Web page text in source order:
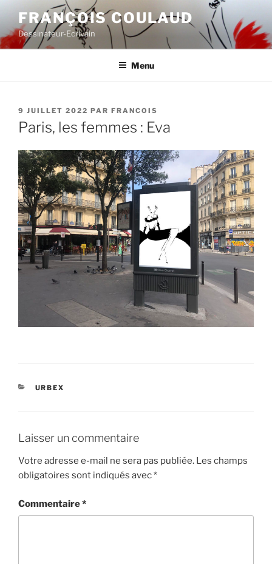
contenu
principal
FRANÇOIS COULAUD
Dessinateur-Ecrivain
Menu
PUBLIÉ
LE
9 JUILLET 2022 PAR FRANCOIS
Paris, les femmes : Eva
CATÉGORIES
URBEX
Laisser un commentaire
Votre adresse e-mail ne sera pas publiée. Les champs
obligatoires sont indiqués avec*
Commentaire*